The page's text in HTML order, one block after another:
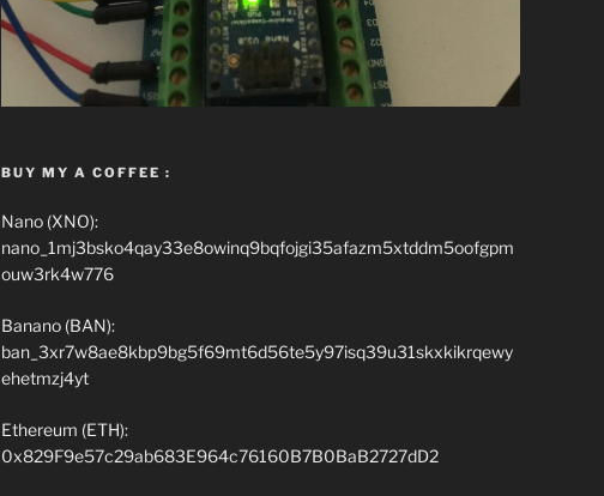
BUY MY A COFFEE :
Nano (XNO):
nano_1mj3bsko4qay33e8owinq9bqfojgi35afazm5xtddm5oofgpm
ouw3rk4w776
Banano (BAN):
ban_3xr7w8ae8kbp9bg5f69mt6d56te5y97isq39u31skxkikrqewy
ehetmzj4yt
Ethereum (ETH):
0x829F9e57c29ab683E964c76160B7B0BaB2727dD2